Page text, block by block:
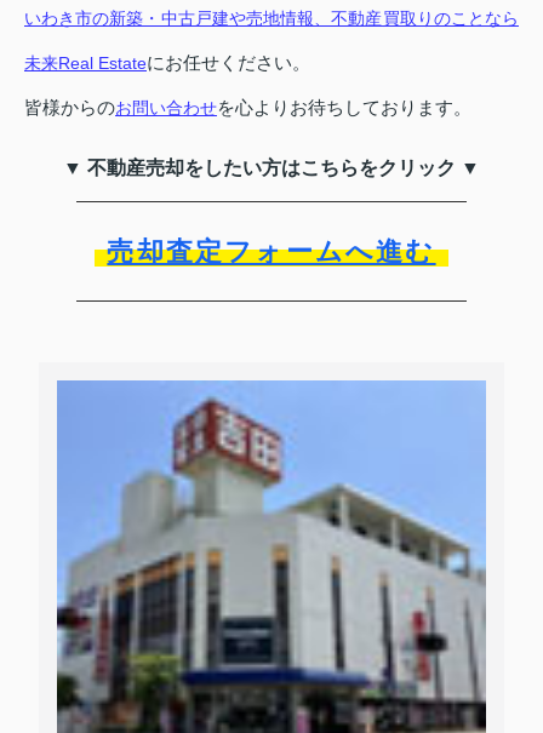
いわき市の新築・中古戸建や売地情報、不動産買取りのことなら
未来Real Estateにお任せください。
皆様からのお問い合わせを心よりお待ちしております。
▼ 不動産売却をしたい方はこちらをクリック ▼
売却査定フォームへ進む